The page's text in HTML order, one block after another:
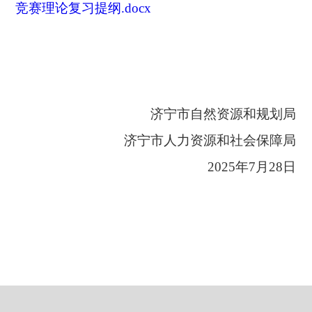
竞赛理论复习提纲.docx
济宁市自然资源和规划局
济宁市人力资源和社会保障局
2025年7月28日